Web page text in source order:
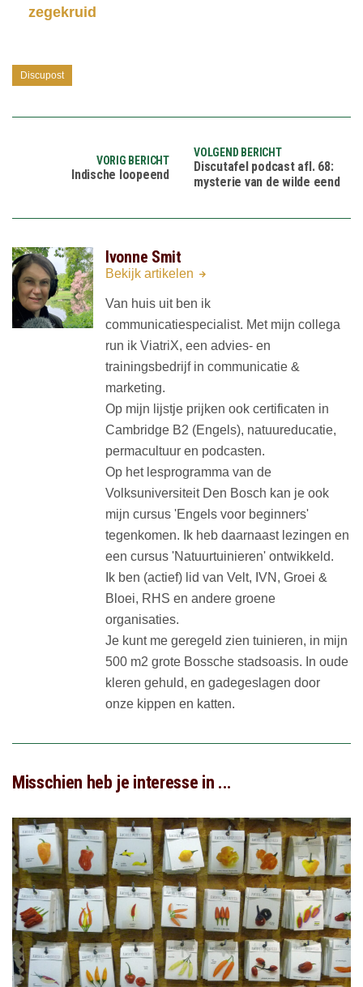
zegekruid
Discupost
VORIG BERICHT
Indische loopeend
VOLGEND BERICHT
Discutafel podcast afl. 68:
mysterie van de wilde eend
Ivonne Smit
Bekijk artikelen
Van huis uit ben ik
communicatiespecialist. Met mijn collega
run ik ViatriX, een advies- en
trainingsbedrijf in communicatie &
marketing.
Op mijn lijstje prijken ook certificaten in
Cambridge B2 (Engels), natuureducatie,
permacultuur en podcasten.
Op het lesprogramma van de
Volksuniversiteit Den Bosch kan je ook
mijn cursus 'Engels voor beginners'
tegenkomen. Ik heb daarnaast lezingen en
een cursus 'Natuurtuinieren' ontwikkeld.
Ik ben (actief) lid van Velt, IVN, Groei &
Bloei, RHS en andere groene
organisaties.
Je kunt me geregeld zien tuinieren, in mijn
500 m2 grote Bossche stadsoasis. In oude
kleren gehuld, en gadegeslagen door
onze kippen en katten.
Misschien heb je interesse in ...